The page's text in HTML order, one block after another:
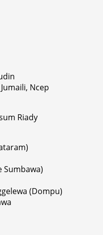
Ncep
Riady
Sumbawa)
(Dompu)